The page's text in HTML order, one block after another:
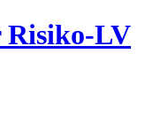
Risiko-LV